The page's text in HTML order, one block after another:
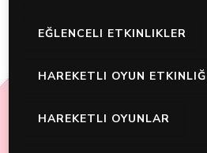
EĞLENCELI ETKINLIKLER
HAREKETLI OYUN
HAREKETLI OYUNLAR